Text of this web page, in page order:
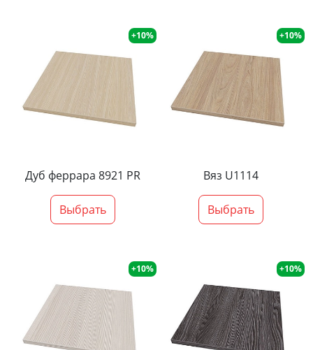
+10%
Дуб феррара 8921 PR
Выбрать
+10%
Вяз U1114
Выбрать
+10% +10%